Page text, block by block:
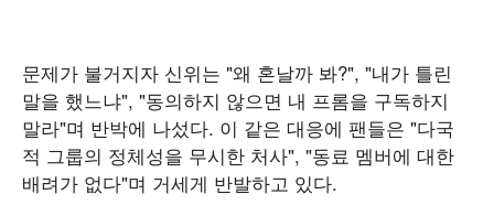
문제가 불거지자 신위는 "왜 혼날까 봐?", "내가 틀린
말을 했느냐", "동의하지 않으면 내 프롬을 구독하지
말라"며 반박에 나섰다. 이 같은 대응에 팬들은 "다국
적 그룹의 정체성을 무시한 처사", "동료 멤버에 대한
배려가 없다"며 거세게 반발하고 있다.